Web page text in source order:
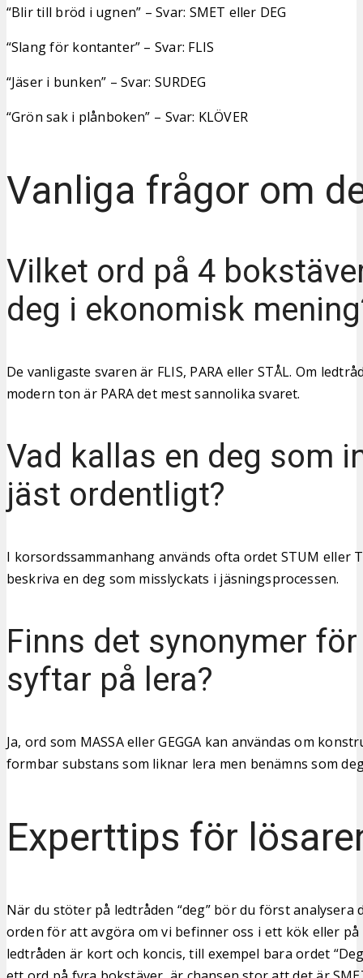
“Blir till bröd i ugnen” – Svar: SMET eller DEG
“Slang för kontanter” – Svar: FLIS
“Jäser i bunken” – Svar: SURDEG
“Grön sak i plånboken” – Svar: KLÖVER
Vanliga frågor om
Vilket ord på 4
deg i ekonomisk
De vanligaste svaren är FLIS, PARA eller STÅL. Om
modern ton är PARA det mest sannolika svaret.
Vad kallas en deg som
jäst ordentligt?
I korsordssammanhang används ofta ordet STUM eller
beskriva en deg som misslyckats i jäsningsprocessen.
Finns det synonymer
syftar på lera?
Ja, ord som MASSA eller GEGGA kan användas om
formbar substans som liknar lera men benämns som
Experttips för
När du stöter på ledtråden “deg” bör du först analysera
orden för att avgöra om vi befinner oss i ett kök eller på
ledtråden är kort och koncis, till exempel bara ordet